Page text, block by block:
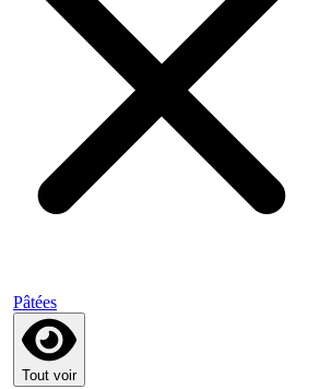
Pâtées
Tout voir